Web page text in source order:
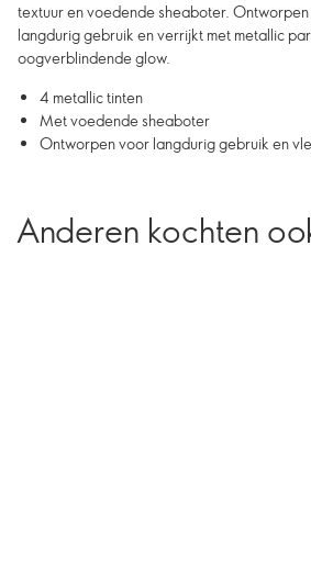
textuur en voedende sheaboter.
langdurig gebruik en verrijkt met metallic
oogverblindende glow.
4 metallic tinten
Met voedende sheaboter
Ontworpen voor langdurig gebruik en
Anderen kochten